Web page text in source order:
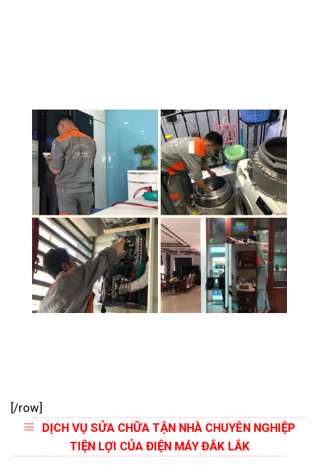
[/row]
DỊCH VỤ SỬA CHỮA TẬN NHÀ CHUYÊN NGHIỆP
TIỆN LỢI CỦA ĐIỆN MÁY ĐẮK LẮK